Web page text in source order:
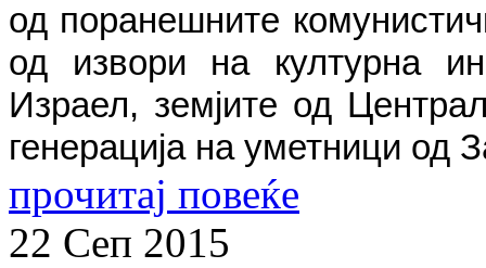
од поранешните
од извори на културна
Израел, земјите од
генерација на уметници од
прочитај повеќе
22 Сеп 2015